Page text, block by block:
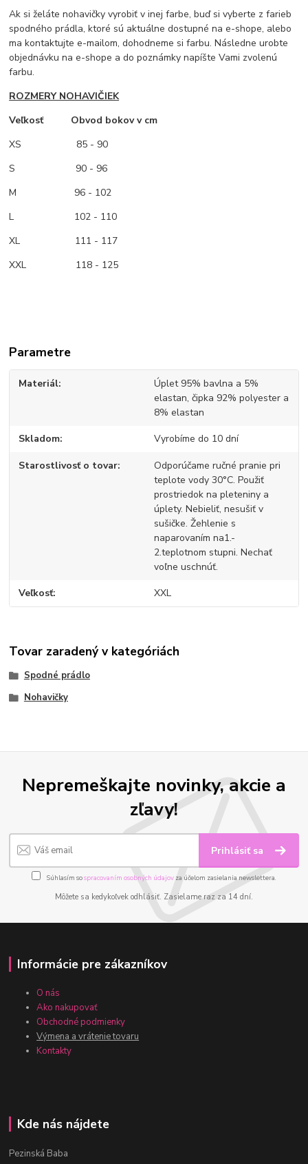
Ak si želáte nohavičky vyrobiť v inej farbe, buď si vyberte z farieb
spodného prádla, ktoré sú aktuálne dostupné na e-shope, alebo
ma kontaktujte e-mailom, dohodneme si farbu. Následne urobte
objednávku na e-shope a do poznámky napíšte Vami zvolenú
farbu.
ROZMERY NOHAVIČIEK
Veľkosť Obvod bokov v cm
XS
85 - 90
S 90 - 96
M
96 - 102
L 102 - 110
XL 111 - 117
XXL 118 - 125
Parametre
Materiál
Úplet 95% bavlna a 5%
elastan, čipka 92% polyester a
8% elastan
Skladom Vyrobíme do 10 dní
Starostlivosť o tovar
Odporúčame ručné pranie pri
teplote vody 30°C. Použiť
prostriedok na pleteniny a
úplety. Nebieliť, nesušiť v
sušičke. Žehlenie s
naparovaním na1.-
2.teplotnom stupni. Nechať
voľne uschnúť.
Veľkosť XXL
Tovar zaradený v kategóriách
Spodné prádlo
Nohavičky
Nepremeškajte novinky, akcie a
zľavy!
Prihlásiť sa
Súhlasím sospracovaním osobných údajov za účelom zasielania newslettera.
Môžete sa kedykoľvek odhlásiť. Zasielame raz za 14 dní.
Informácie pre zákazníkov
O nás
Ako nakupovať
Obchodné podmienky
Výmena a vrátenie tovaru
Kontakty
Kde nás nájdete
Pezinská Baba